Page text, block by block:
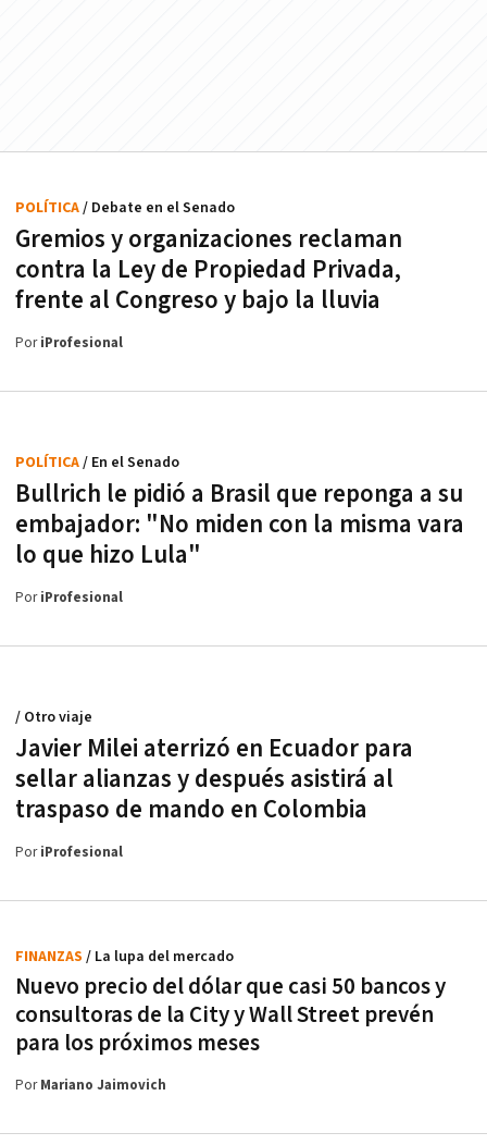
Gremios y organizaciones reclaman
contra la Ley de Propiedad Privada,
frente al Congreso y bajo la lluvia
POLÍTICA/ Debate en el Senado
PoriProfesional
Bullrich le pidió a Brasil que reponga a su
embajador: "No miden con la misma vara
lo que hizo Lula"
POLÍTICA/ En el Senado
PoriProfesional
Javier Milei aterrizó en Ecuador para
sellar alianzas y después asistirá al
traspaso de mando en Colombia
/ Otro viaje
PoriProfesional
Nuevo precio del dólar que casi 50 bancos y
consultoras de la City y Wall Street prevén
para los próximos meses
FINANZAS / La lupa del mercado
PorMariano Jaimovich